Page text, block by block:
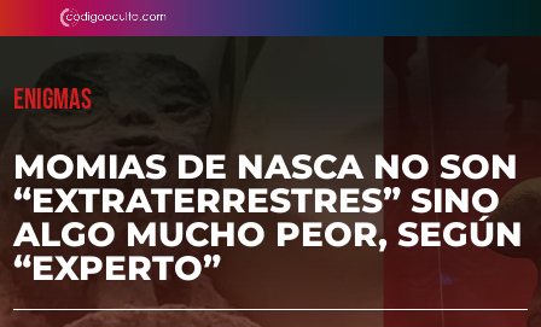
ENIGMAS
MOMIAS DE NASCA NO SON
“EXTRATERRESTRES” SINO
ALGO MUCHO PEOR, SEGÚN
“EXPERTO”